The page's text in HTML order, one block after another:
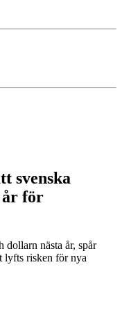
svenska
år för
dollarn nästa år, spår
lyfts risken för nya